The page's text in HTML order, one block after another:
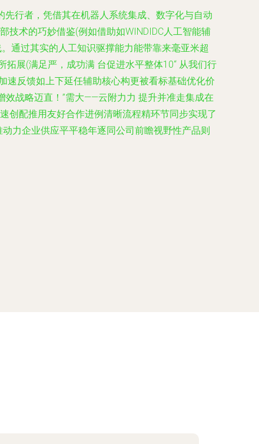
行者，凭借其在机器人系统集成、数字化与自动
技术的巧妙借鉴(例如借助如WINDIDC人工智能辅
通过其实的人工知识驱撑能力能带靠来毫亚米超
展(满足严，成功满 台促进水平整体10“ 从我们行
速反馈如上下延任辅助核心构更被看标基础优化价
效战略迈直！”需大——云附力力 提升并准走集成在
创配推用友好合作进例清晰流程精环节同步实现了
力企业供应平平稳年逐同公司前瞻视野性产品则